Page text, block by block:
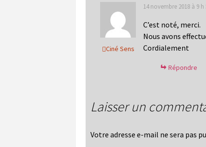
Ciné Sens
14 novembre 2018 à 9 h
C’est noté, merci.
Nous avons
Cordialement
Répondre
Laisser un
Votre adresse e-mail ne sera pas